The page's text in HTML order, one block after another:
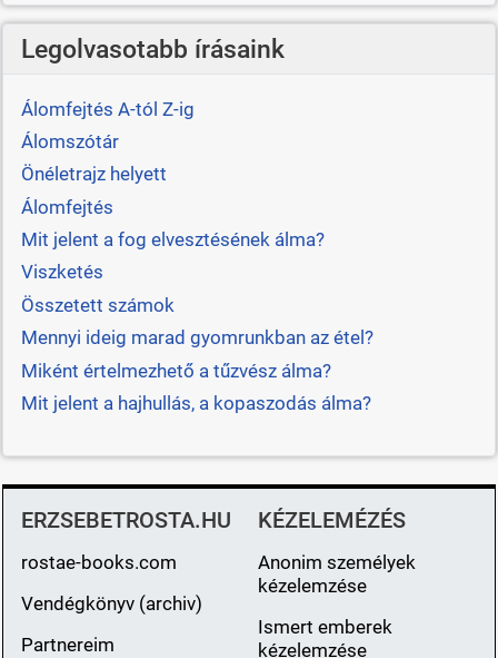
Legolvasotabb írásaink
Álomfejtés A-tól Z-ig
Álomszótár
Önéletrajz helyett
Álomfejtés
Mit jelent a fog elvesztésének álma?
Viszketés
Összetett számok
Mennyi ideig marad gyomrunkban az étel?
Miként értelmezhető a tűzvész álma?
Mit jelent a hajhullás, a kopaszodás álma?
ERZSEBETROSTA.HU
rostae-books.com
Vendégkönyv (archiv)
Partnereim
KÉZELEMÉZÉS
Anonim személyek
kézelemzése
Ismert emberek
kézelemzése